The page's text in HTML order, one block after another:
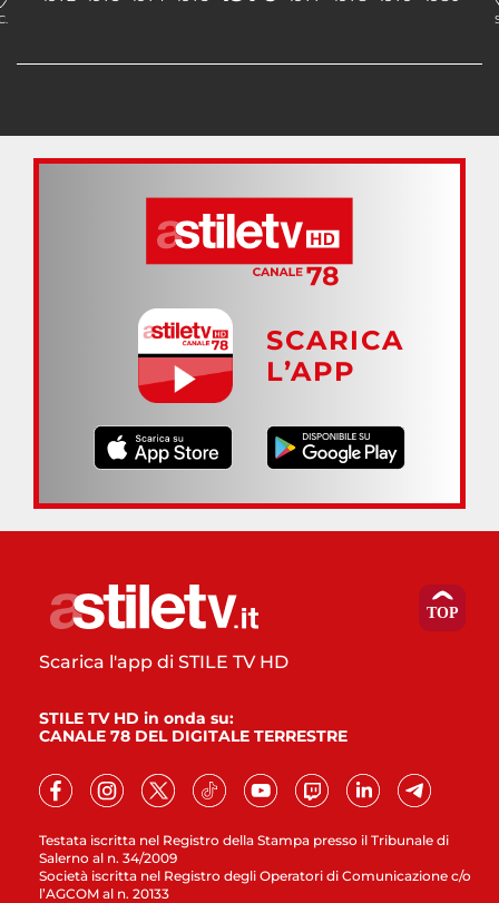
SCARICA
L’APP
Testata iscritta nel Registro della Stampa presso il Tribunale di
Salerno al n. 34/2009
Società iscritta nel Registro degli Operatori di Comunicazione c/o
l’AGCOM al n. 20133
Scarica l'app di STILE TV HD
STILE TV HD in onda su:
CANALE 78 DEL DIGITALE TERRESTRE